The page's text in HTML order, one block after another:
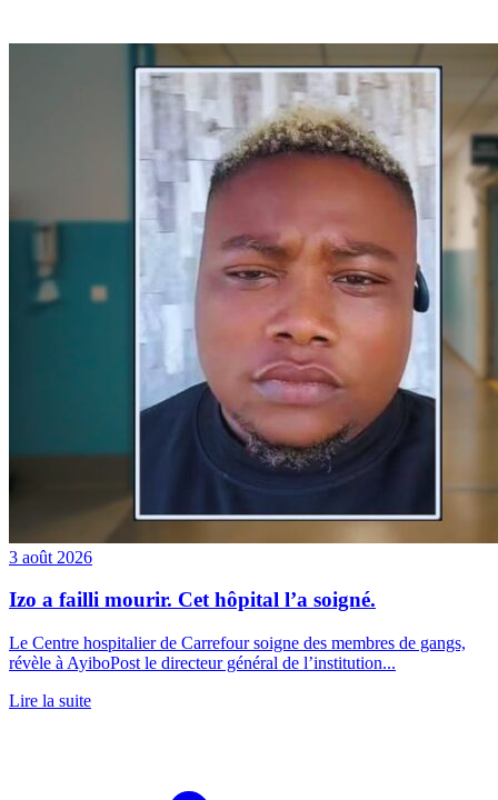
3 août 2026
Izo a failli mourir. Cet hôpital l’a soigné.
Le Centre hospitalier de Carrefour soigne des membres de gangs,
révèle à AyiboPost le directeur général de l’institution...
Lire la suite